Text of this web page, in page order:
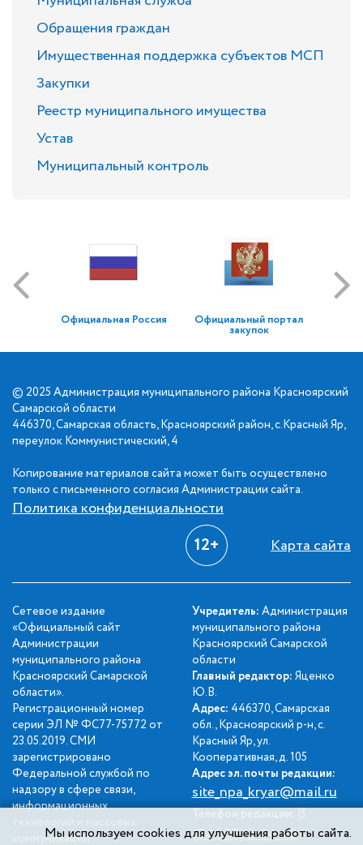
Обращения граждан
Имущественная поддержка субъектов МСП
Закупки
Реестр муниципального имущества
Устав
Муниципальный контроль
Официальная Россия Официальный портал
закупок
© 2025 Администрация муниципального района Красноярский
Самарской области
446370, Самарская область, Красноярский район, с.Красный Яр,
переулок Коммунистический, 4
Копирование материалов сайта может быть осуществлено
только с письменного согласия Администрации сайта.
Политика конфиденциальности
12+ Карта сайта
Сетевое издание
«Официальный сайт
Администрации
муниципального района
Красноярский Самарской
области».
Регистрационный номер
серии ЭЛ № ФС77-75772 от
23.05.2019. СМИ
зарегистрировано
Федеральной службой по
надзору в сфере связи,
информационных
технологий и массовых
коммуникаций
Учредитель: Администрация
муниципального района
Красноярский Самарской
области
Главный редактор: Яценко
Ю.В.
Адрес: 446370, Самарская
обл., Красноярский р-н, с.
Красный Яр, ул.
Кооперативная, д. 105
Адрес эл. почты редакции:
site_npa_kryar@mail.ru
Телефон редакции: 8
(84657) 2-34-42
Мы используем cookies для улучшения работы сайта.